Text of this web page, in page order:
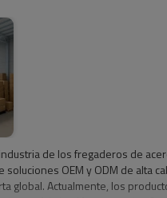
de los fregaderos de
OEM y ODM de alta
global. Actualmente, los